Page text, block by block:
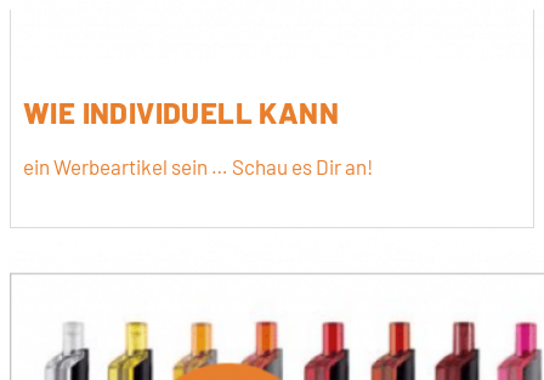
WIE INDIVIDUELL KANN
ein Werbeartikel sein … Schau es Dir an!